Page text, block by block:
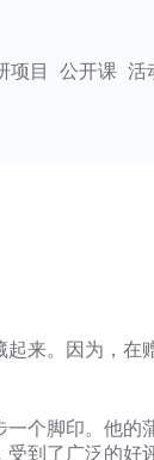
项目 公开课 活
来。因为，在
个脚印。他
到了广泛的好